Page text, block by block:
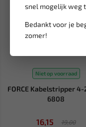
snel mogelijk weg
Bedankt voor je
zomer!
Niet op voorraad
FORCE Kabelstripper
6808
16,15
19,00